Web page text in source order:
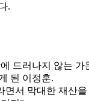
.
드러나지 않는
된 이정훈.
면서 막대한 재산을